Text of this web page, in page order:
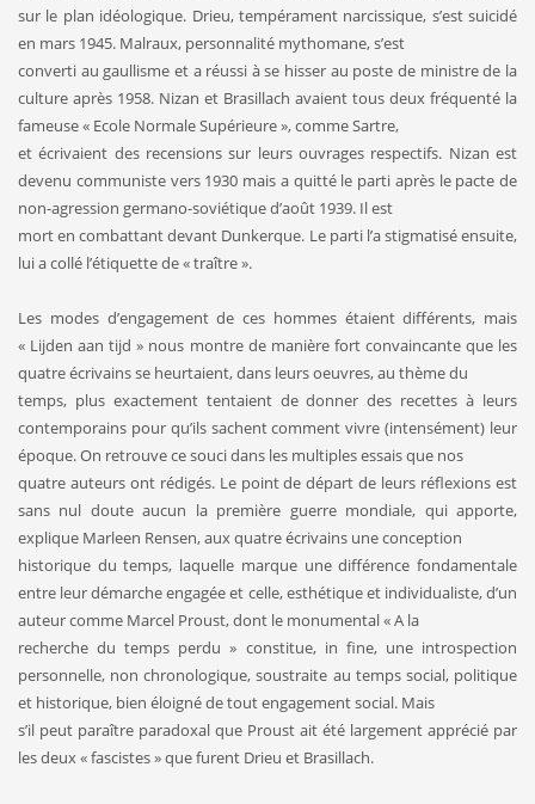
sur le plan idéologique. Drieu, tempérament narcissique, s’est suicidé
en mars 1945. Malraux, personnalité mythomane, s’est
converti au gaullisme et a réussi à se hisser au poste de ministre de la
culture après 1958. Nizan et Brasillach avaient tous deux fréquenté la
fameuse « Ecole Normale Supérieure », comme Sartre,
et écrivaient des recensions sur leurs ouvrages respectifs. Nizan est
devenu communiste vers 1930 mais a quitté le parti après le pacte de
non-agression germano-soviétique d’août 1939. Il est
mort en combattant devant Dunkerque. Le parti l’a stigmatisé ensuite,
lui a collé l’étiquette de « traître ».
Les modes d’engagement de ces hommes étaient différents, mais
« Lijden aan tijd » nous montre de manière fort convaincante que les
quatre écrivains se heurtaient, dans leurs oeuvres, au thème du
temps, plus exactement tentaient de donner des recettes à leurs
contemporains pour qu’ils sachent comment vivre (intensément) leur
époque. On retrouve ce souci dans les multiples essais que nos
quatre auteurs ont rédigés. Le point de départ de leurs réflexions est
sans nul doute aucun la première guerre mondiale, qui apporte,
explique Marleen Rensen, aux quatre écrivains une conception
historique du temps, laquelle marque une différence fondamentale
entre leur démarche engagée et celle, esthétique et individualiste, d’un
auteur comme Marcel Proust, dont le monumental « A la
recherche du temps perdu » constitue, in fine, une introspection
personnelle, non chronologique, soustraite au temps social, politique
et historique, bien éloigné de tout engagement social. Mais
s’il peut paraître paradoxal que Proust ait été largement apprécié par
les deux « fascistes » que furent Drieu et Brasillach.